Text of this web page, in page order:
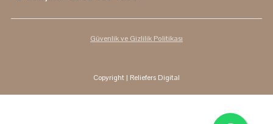
Güvenlik ve Gizlilik Politikası
Copyright | Reliefers Digital